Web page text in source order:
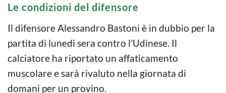
Le condizioni del difensore
Il difensore Alessandro Bastoni è in dubbio per la
partita di lunedì sera contro l’Udinese. Il
calciatore ha riportato un affaticamento
muscolare e sarà rivaluto nella giornata di
domani per un provino.